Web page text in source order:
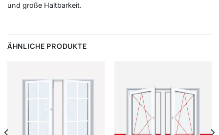
und große Haltbarkeit.
ÄHNLICHE PRODUKTE